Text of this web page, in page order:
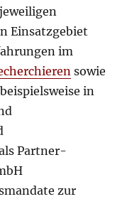
Einsatzgebiet
im
sowie
in
Partner-
zur